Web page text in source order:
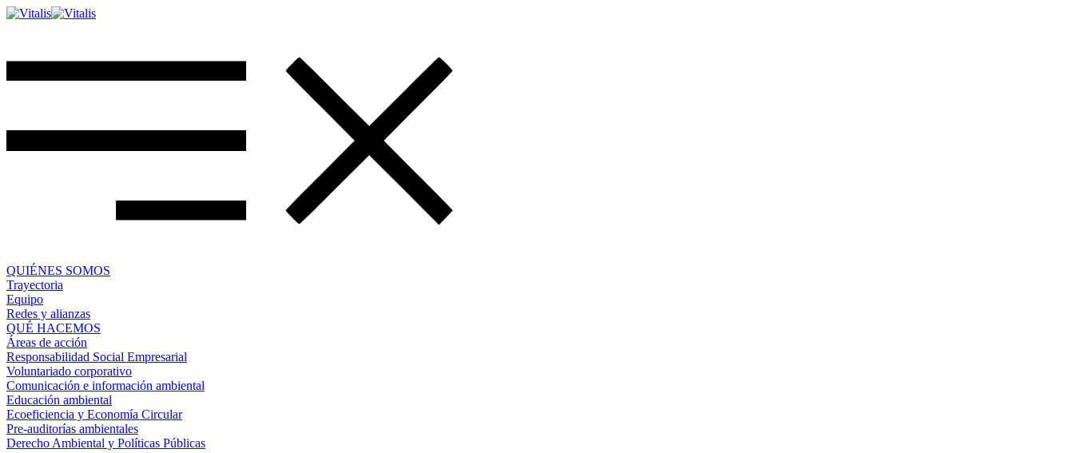
QUIÉNES SOMOS
Trayectoria
Equipo
Redes y alianzas
QUÉ HACEMOS
Áreas de acción
Responsabilidad Social Empresarial
Voluntariado corporativo
Comunicación e información ambiental
Educación ambiental
Ecoeficiencia y Economía Circular
Pre-auditorías ambientales
Derecho Ambiental y Políticas Públicas